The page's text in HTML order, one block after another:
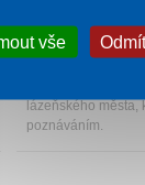
HOTEL
lázeňského
poznáváním.
vše